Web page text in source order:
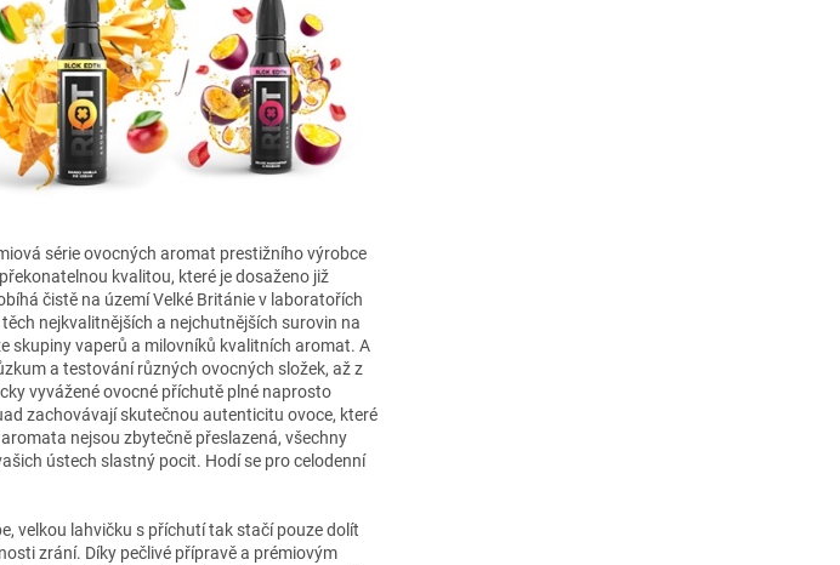
série ovocných aromat prestižního výrobce
kvalitou, které je dosaženo již
čistě na území Velké Británie v laboratořích
nejkvalitnějších a nejchutnějších surovin na
skupiny vaperů a milovníků kvalitních aromat. A
a testování různých ovocných složek, až z
vyvážené ovocné příchutě plné naprosto
zachovávají skutečnou autenticitu ovoce, které
nejsou zbytečně přeslazená, všechny
ústech slastný pocit. Hodí se pro celodenní
velkou lahvičku s příchutí tak stačí pouze dolít
zrání. Díky pečlivé přípravě a prémiovým